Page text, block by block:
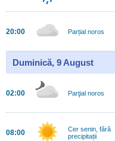
20:00 Parțial noros
Duminică, 9 August
02:00 Parţial noros
08:00
Cer senin, fără
precipitații